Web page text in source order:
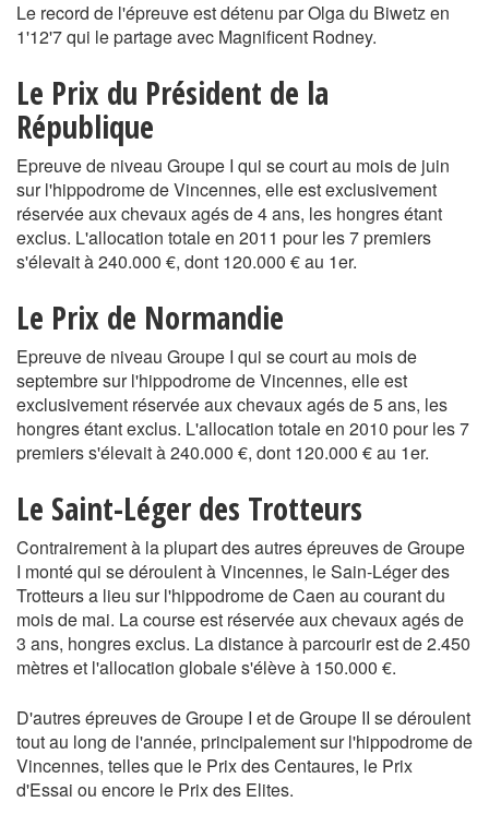
Le record de l'épreuve est détenu par Olga du Biwetz en
1'12'7 qui le partage avec Magnificent Rodney.
Le Prix du Président de la
République
Epreuve de niveau Groupe I qui se court au mois de juin
sur l'hippodrome de Vincennes, elle est exclusivement
réservée aux chevaux agés de 4 ans, les hongres étant
exclus. L'allocation totale en 2011 pour les 7 premiers
s'élevait à 240.000 €, dont 120.000 € au 1er.
Le Prix de Normandie
Epreuve de niveau Groupe I qui se court au mois de
septembre sur l'hippodrome de Vincennes, elle est
exclusivement réservée aux chevaux agés de 5 ans, les
hongres étant exclus. L'allocation totale en 2010 pour les 7
premiers s'élevait à 240.000 €, dont 120.000 € au 1er.
Le Saint-Léger des Trotteurs
Contrairement à la plupart des autres épreuves de Groupe
I monté qui se déroulent à Vincennes, le Sain-Léger des
Trotteurs a lieu sur l'hippodrome de Caen au courant du
mois de mai. La course est réservée aux chevaux agés de
3 ans, hongres exclus. La distance à parcourir est de 2.450
mètres et l'allocation globale s'élève à 150.000 €.
D'autres épreuves de Groupe I et de Groupe II se déroulent
tout au long de l'année, principalement sur l'hippodrome de
Vincennes, telles que le Prix des Centaures, le Prix
d'Essai ou encore le Prix des Elites.